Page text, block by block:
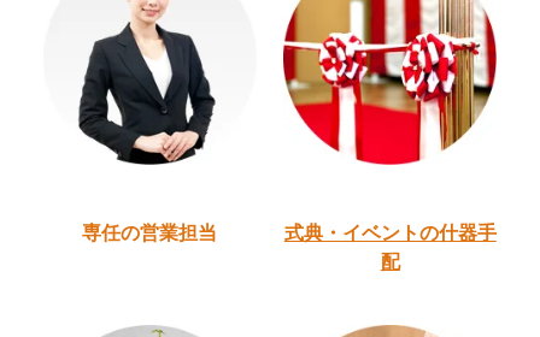
専任の営業担当 式典・イベントの什器手
配